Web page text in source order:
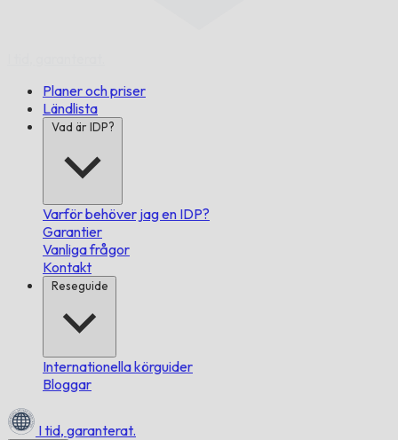
Planer och priser
Ländlista
Vad är IDP?
Varför behöver jag en IDP?
Garantier
Vanliga frågor
Kontakt
Reseguide
Internationella körguider
Bloggar
I tid, garanterat.